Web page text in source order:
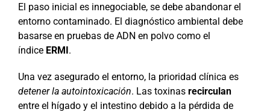
El paso inicial es innegociable, se debe abandonar el
entorno contaminado. El diagnóstico ambiental debe
basarse en pruebas de ADN en polvo como el
índice ERMI.
Una vez asegurado el entorno, la prioridad clínica es
detener la autointoxicación. Las toxinas recirculan
entre el hígado y el intestino debido a la pérdida de